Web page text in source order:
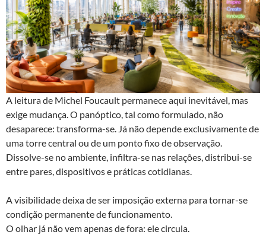
A leitura de Michel Foucault permanece aqui inevitável, mas
exige mudança. O panóptico, tal como formulado, não
desaparece: transforma-se. Já não depende exclusivamente de
uma torre central ou de um ponto fixo de observação.
Dissolve-se no ambiente, infiltra-se nas relações, distribui-se
entre pares, dispositivos e práticas cotidianas.
A visibilidade deixa de ser imposição externa para tornar-se
condição permanente de funcionamento.
O olhar já não vem apenas de fora: ele circula.